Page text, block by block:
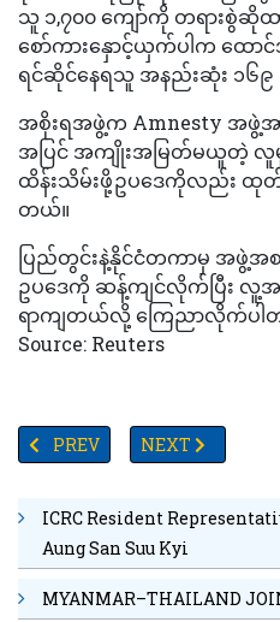
သူ ၁,၇၀၀ ကျော်ကို တရားစွဲဆိုထ
စော်ကားနှောင့်ယှက်ပါက ထော
ရင်ဆိုင်နေရသူ အနည်းဆုံး ၁၆၉
အစိုးရအဖွဲ့က Amnesty အဖွဲ့
အပြင် အကျိုးအမြတ်မယူတဲ့
ထိန်းသိမ်းဖို့ဥပဒေကိုလည်း ထုတ်ပ
တယ်။
ပြည်တွင်းနဲ့နိုင်ငံတကာမှ အဖွဲ့အ
ဥပဒေကို ဆန့်ကျင်လိုက်ပြီး လူ့အ
ရာကျတယ်လို့ ကြေညာလိုက်ပါ
Source: Reuters
PREVIOUS ARTICLE: ပူးတွဲ
PREV NEXT
NEXT
ICRC Resident
Aung San Suu Kyi
MYANMAR–THAILAND